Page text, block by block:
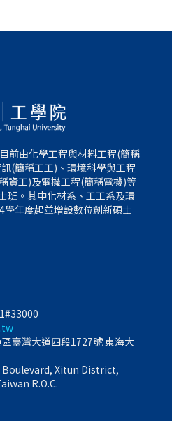
前由化學工程與材料工程(簡稱
(簡稱工工)、環境科學與工程
資工)及電機工程(簡稱電機)等
班。其中化材系、工工系及環
年度起並增設數位創新碩士
臺灣大道四段1727號 東海大
Boulevard, Xitun District,
R.O.C.